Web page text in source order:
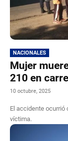
NACIONALES
Mujer
210 en
10 octubre, 2025
El accidente ocurrió
víctima.